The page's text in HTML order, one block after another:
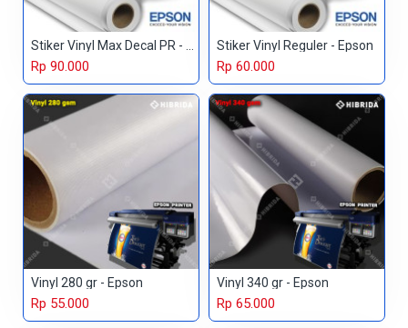
Rp 90.000
Stiker Vinyl Reguler - Epson
Rp 60.000
Vinyl 280 gr - Epson
Rp 55.000
Vinyl 340 gr - Epson
Rp 65.000